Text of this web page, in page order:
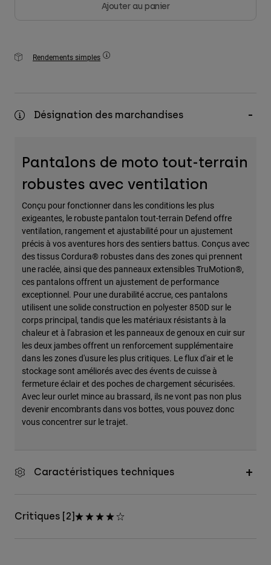
Ajouter au panier
Rendements simples
Désignation des marchandises
Pantalons de moto tout-terrain
robustes avec ventilation
Conçu pour fonctionner dans les conditions les plus
exigeantes, le robuste pantalon tout-terrain Defend offre
ventilation, rangement et ajustabilité pour un ajustement
précis à vos aventures hors des sentiers battus. Conçus avec
des tissus Cordura® robustes dans des zones qui prennent
une raclée, ainsi que des panneaux extensibles TruMotion®,
ces pantalons offrent un ajustement de performance
exceptionnel. Pour une durabilité accrue, ces pantalons
utilisent une solide construction en polyester 850D sur le
corps principal, tandis que les matériaux résistants à la
chaleur et à l'abrasion et les panneaux de genoux en cuir sur
les deux jambes offrent un renforcement supplémentaire
dans les zones d'usure les plus critiques. Le flux d'air et le
stockage sont améliorés avec des évents de cuisse à
fermeture éclair et des poches de chargement sécurisées.
Avec leur ourlet mince au brassard, ils ne vont pas non plus
devenir encombrants dans vos bottes, vous pouvez donc
vous concentrer sur le trajet.
Caractéristiques techniques
Critiques [2]